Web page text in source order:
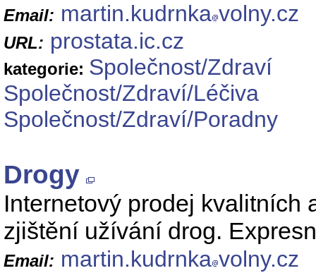
Email: martin.kudrnka volny.cz
URL: prostata.ic.cz
kategorie: Společnost/Zdraví
Společnost/Zdraví/Léčiva
Společnost/Zdraví/Poradny
Drogy
Internetový prodej kvalitních
zjištění užívání drog.
Email: martin.kudrnka volny.cz